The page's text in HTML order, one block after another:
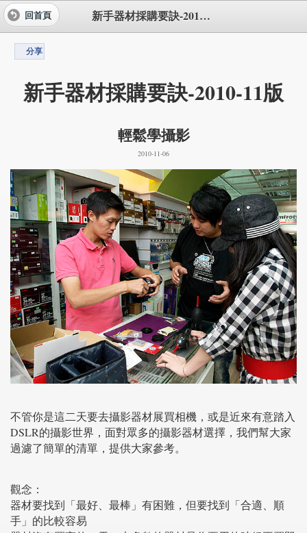
新手器材採購要訣-2010-11版
回首頁
分享
新手器材採購要訣-2010-11版
輕鬆學攝影
2010-11-06
不管你是這二天要去攝影器材展買相機，或是近來有意踏入
DSLR的攝影世界，面對眾多的攝影器材選擇，我們幫大家
過濾了簡單的清單，提供大家參考。
觀念：
器材要找到「最好、最棒」有困難，但要找到「合適、順
手」的比較容易